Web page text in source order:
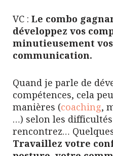
VC : Le combo
développez vos
minutieusement
communication.
Quand je parle de
compétences, cela
manières (coaching,
…) selon les
rencontrez…
Travaillez votre